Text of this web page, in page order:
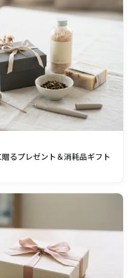
るプレゼント＆消耗品ギフト